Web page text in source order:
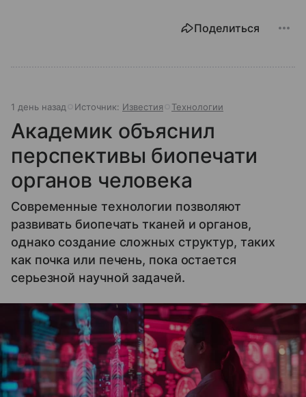
Поделиться
1 день назад Источник: Известия Технологии
Академик объяснил
перспективы биопечати
органов человека
Современные технологии позволяют
развивать биопечать тканей и органов,
однако создание сложных структур, таких
как почка или печень, пока остается
серьезной научной задачей.